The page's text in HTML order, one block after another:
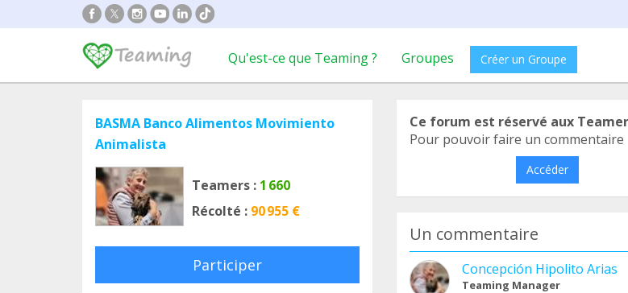
Qu'est-ce que Teaming ? Groupes Créer un Groupe
BASMA Banco Alimentos Movimiento
Animalista
Teamers : 1 660
Récolté : 90 955 €
Participer
Ce forum est réservé aux
Pour pouvoir faire un commentaire
Accéder
Un commentaire
Concepción Hipolito Arias
Teaming Manager